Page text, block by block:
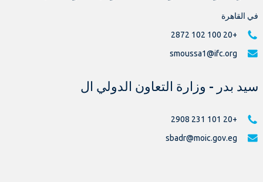
في القاهرة
+20 100 102 2872
smoussa1@ifc.org
سيد بدر - وزارة التعاون الدولي ال
+20 101 231 2908
sbadr@moic.gov.eg